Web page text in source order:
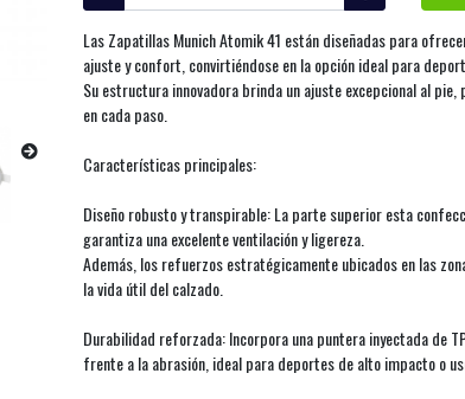
Las Zapatillas Munich Atomik 41 están diseñadas para
ajuste y confort, convirtiéndose en la opción ideal para
Su estructura innovadora brinda un ajuste excepcional al
en cada paso.
Características principales:
Diseño robusto y transpirable: La parte superior esta
garantiza una excelente ventilación y ligereza.
Además, los refuerzos estratégicamente ubicados en las
la vida útil del calzado.
Durabilidad reforzada: Incorpora una puntera inyectada de
frente a la abrasión, ideal para deportes de alto impacto o